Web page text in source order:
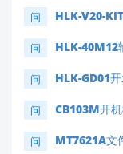
问 HLK-V20-
问 HLK-40M12
问 HLK-GD01
问 CB103M开
问 MT7621A文